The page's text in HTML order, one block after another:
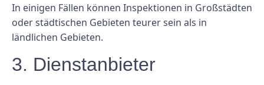
In einigen Fällen können Inspektionen in Großstädten
oder städtischen Gebieten teurer sein als in
ländlichen Gebieten.
3. Dienstanbieter